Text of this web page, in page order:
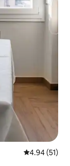
5 ರಲ್ಲಿ 4.94
4.94 (51)